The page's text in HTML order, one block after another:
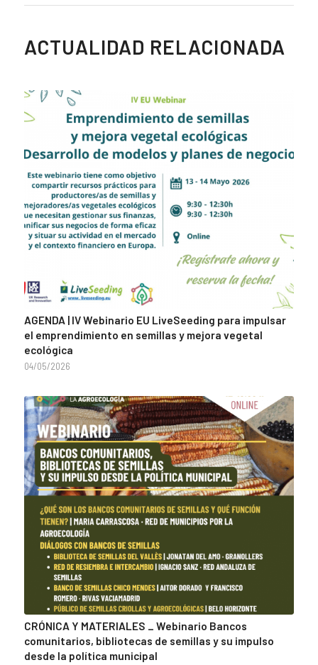
ACTUALIDAD RELACIONADA
AGENDA | IV Webinario EU LiveSeeding para impulsar
el emprendimiento en semillas y mejora vegetal
ecológica
04/05/2026
CRÓNICA Y MATERIALES _ Webinario Bancos
comunitarios, bibliotecas de semillas y su impulso
desde la política municipal